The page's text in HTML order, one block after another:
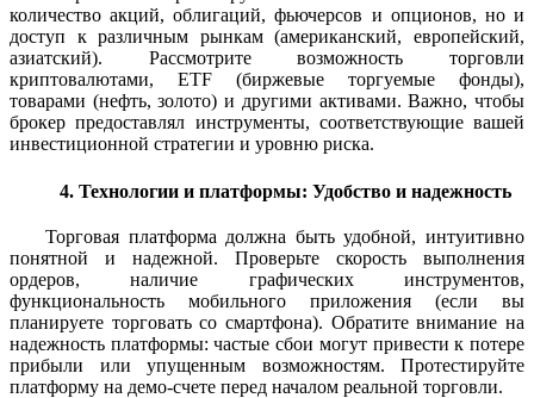
количество акций, облигаций, фьючерсов и опционов, но и
доступ к различным рынкам (американский, европейский,
азиатский). Рассмотрите возможность торговли
криптовалютами, ETF (биржевые торгуемые фонды),
товарами (нефть, золото) и другими активами. Важно, чтобы
брокер предоставлял инструменты, соответствующие вашей
инвестиционной стратегии и уровню риска.
4. Технологии и платформы: Удобство и надежность
Торговая платформа должна быть удобной, интуитивно
понятной и надежной. Проверьте скорость выполнения
ордеров, наличие графических инструментов,
функциональность мобильного приложения (если вы
планируете торговать со смартфона). Обратите внимание на
надежность платформы: частые сбои могут привести к потере
прибыли или упущенным возможностям. Протестируйте
платформу на демо-счете перед началом реальной торговли.